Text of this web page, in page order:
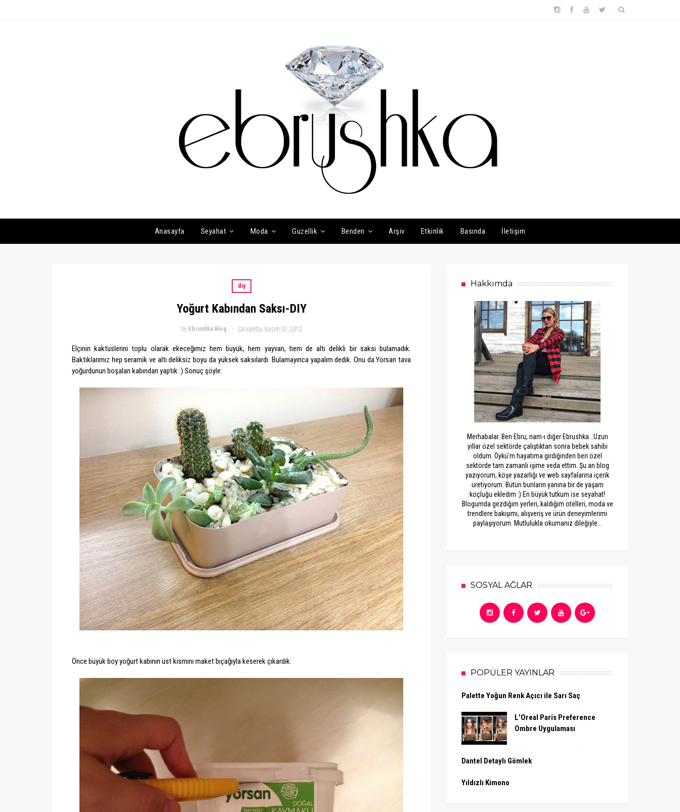
Anasayfa Seyahat Moda Güzellik Benden Arşiv Etkinlik Basında İletişim
dıy
Yoğurt Kabından Saksı-DIY
by Ebrushka Blog Çarşamba, Kasım 07, 2012
Elçinin kaktüslerini toplu olarak ekeceğimiz hem büyük, hem yayvan, hem de altı delikli bir saksı bulamadık.
Baktıklarımız hep seramik ve altı deliksiz boyu da yüksek saksılardı. Bulamayınca yapalım dedik. Onu da Yörsan tava
yoğurdunun boşalan kabından yaptık :) Sonuç şöyle:
Önce büyük boy yoğurt kabının üst kısmını maket bıçağıyla keserek çıkardık:
Hakkımda
Merhabalar. Ben Ebru, nam-ı diğer Ebrushka...Uzun
yıllar özel sektörde çalıştıktan sonra bebek sahibi
oldum. Öykü'm hayatıma girdiğinden beri özel
sektörde tam zamanlı işime veda ettim. Şu an blog
yazıyorum, köşe yazarlığı ve web sayfalarına içerik
üretiyorum. Bütün bunların yanına bir de yaşam
koçluğu ekledim :) En büyük tutkum ise seyahat!
Blogumda gezdiğim yerleri, kaldığım otelleri, moda ve
trendlere bakışımı, alışveriş ve ürün deneyimlerimi
paylaşıyorum. Mutlulukla okumanız dileğiyle...
SOSYAL AĞLAR
POPÜLER YAYINLAR
Palette Yoğun Renk Açıcı ile Sarı Saç
L'Oreal Paris Preference
Ombre Uygulaması
Dantel Detaylı Gömlek
Yıldızlı Kimono